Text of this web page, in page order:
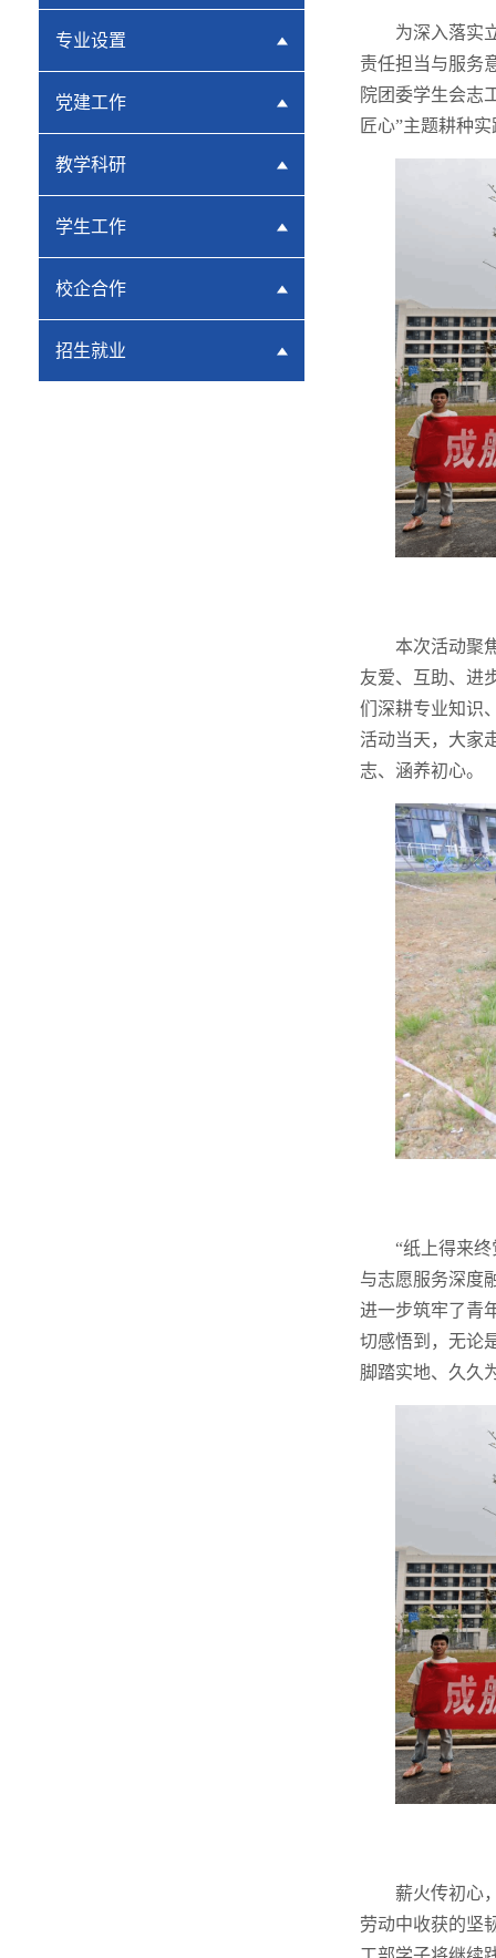
专业设置
党建工作
教学科研
学生工作
校企合作
招生就业
为深入落实
责任担当与服务
院团委学生会志
匠心”主题耕种
本次活动聚
友爱、互助、进
们深耕专业知识
活动当天，大家
志、涵养初心。
“纸上得来
与志愿服务深度
进一步筑牢了青
切感悟到，无论
脚踏实地、久久
薪火传初心
劳动中收获的坚